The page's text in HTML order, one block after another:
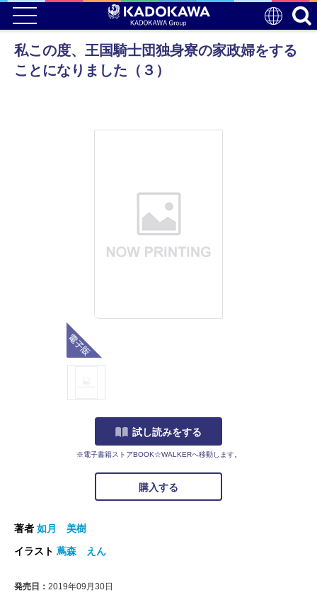
私この度、王国騎士団独身寮の家政婦をする
ことになりました（３）
試し読みをする
※電子書籍ストアBOOK☆WALKERへ移動します。
購入する
著者 如月 美樹
イラスト 蔦森 えん
発売日： 2019年09月30日